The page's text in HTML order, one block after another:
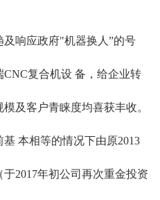
及响应政府"机器换人”的号
复合机设 备，给企业转
及客户青睐度均喜获丰收。
本相等的情况下由原2013
2017年初公司再次重金投资